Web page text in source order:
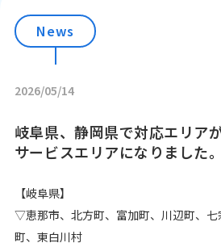
News
2026/05/14
岐阜県、静岡県で対応エリア
サービスエリアになりました
【岐阜県】
▽恵那市、北方町、富加町、川辺町、七
町、東白川村